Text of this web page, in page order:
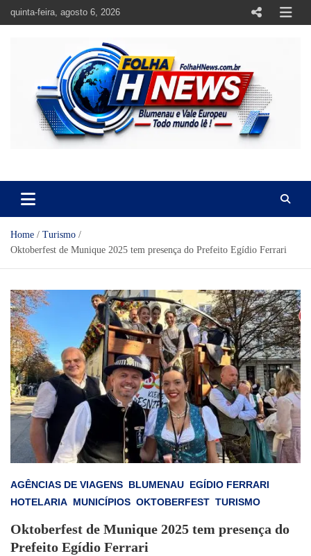
quinta-feira, agosto 6, 2026
Home
Turismo
Oktoberfest de Munique 2025 tem presença do Prefeito Egídio Ferrari
AGÊNCIAS DE VIAGENS BLUMENAU EGÍDIO FERRARI
HOTELARIA MUNICÍPIOS OKTOBERFEST TURISMO
Oktoberfest de Munique 2025 tem presença do
Prefeito Egídio Ferrari